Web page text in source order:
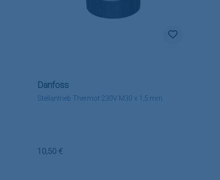
Stellantrieb Thermot 230V M30 x 1,5 mm
Danfoss
Regulärer Preis:
10,50 €